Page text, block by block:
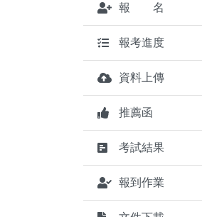
報 名
報考進度
資料上傳
推薦函
考試結果
報到作業